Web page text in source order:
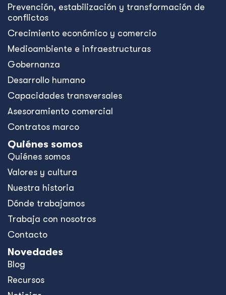
Prevención, estabilización y transformación de
conflictos
Crecimiento económico y comercio
Medioambiente e infraestructuras
Gobernanza
Desarrollo humano
Capacidades transversales
Asesoramiento comercial
Contratos marco
Quiénes somos
Quiénes somos
Valores y cultura
Nuestra historia
Dónde trabajamos
Trabaja con nosotros
Contacto
Novedades
Blog
Recursos